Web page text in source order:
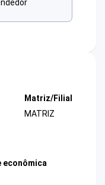
Matriz/Filial
MATRIZ
econômica